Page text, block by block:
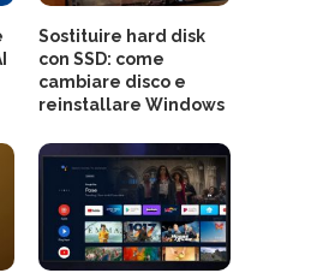
Sostituire hard disk
con SSD: come
cambiare disco e
reinstallare Windows